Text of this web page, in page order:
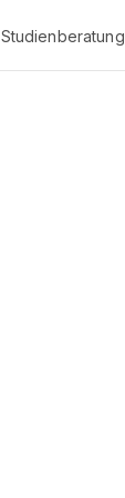
Studienberatung